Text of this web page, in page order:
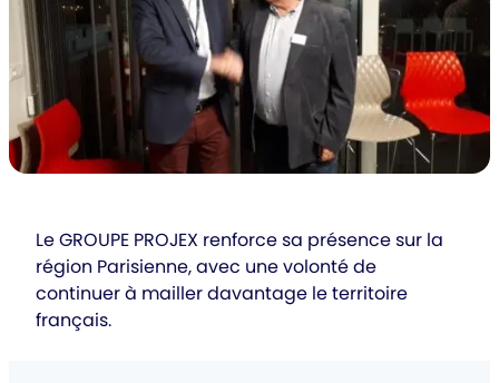
Le GROUPE PROJEX renforce sa présence sur la
région Parisienne, avec une volonté de
continuer à mailler davantage le territoire
français.